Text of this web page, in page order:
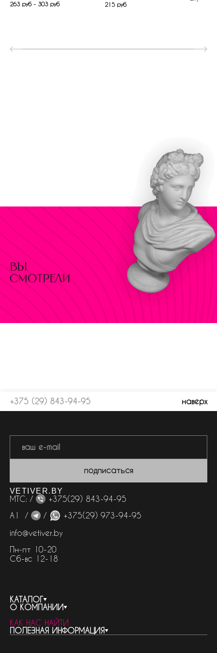
263 руб - 303 руб 215 руб
вы
смотрели
+375 (29) 843-94-95 наверх
подписаться
VETIVER.BY
МТС: /
+375(29) 843-94-95
А1 /
/
+375(29) 973-94-95
info@vetiver.by
Пн-пт 10-20
Сб-вс 12-18
КАТАЛОГ
весь каталог
бренды
женская парфюмерия
О КОМПАНИИ
контакты
о компании
КАК НАС НАЙТИ
ПОЛЕЗНАЯ ИНФОРМАЦИЯ